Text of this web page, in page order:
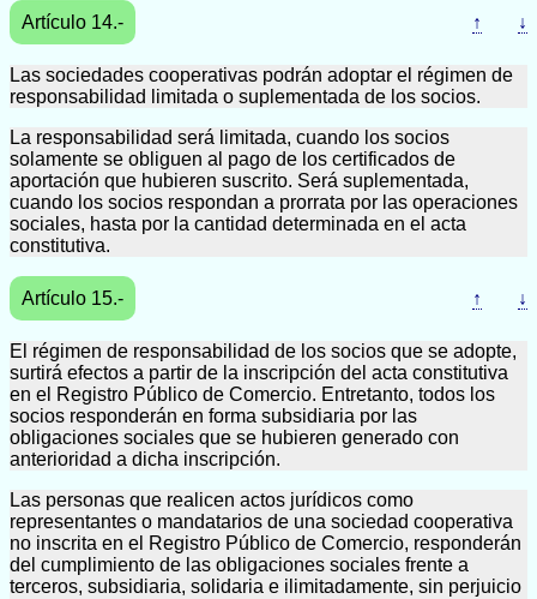
Artículo 14.- ↑ ↓
Las sociedades cooperativas podrán adoptar el régimen de
responsabilidad limitada o suplementada de los socios.
La responsabilidad será limitada, cuando los socios
solamente se obliguen al pago de los certificados de
aportación que hubieren suscrito. Será suplementada,
cuando los socios respondan a prorrata por las operaciones
sociales, hasta por la cantidad determinada en el acta
constitutiva.
Artículo 15.- ↑ ↓
El régimen de responsabilidad de los socios que se adopte,
surtirá efectos a partir de la inscripción del acta constitutiva
en el Registro Público de Comercio. Entretanto, todos los
socios responderán en forma subsidiaria por las
obligaciones sociales que se hubieren generado con
anterioridad a dicha inscripción.
Las personas que realicen actos jurídicos como
representantes o mandatarios de una sociedad cooperativa
no inscrita en el Registro Público de Comercio, responderán
del cumplimiento de las obligaciones sociales frente a
terceros, subsidiaria, solidaria e ilimitadamente, sin perjuicio